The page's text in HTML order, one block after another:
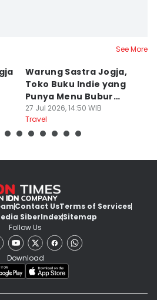
See More
Warung Sastra Jogja,
Toko Buku Indie yang
Punya Menu Bubur
Manado
27 Jul 2026, 14:50 WIB
Travel
Contact UsTerms of Services
SiberIndexSitemap
Follow Us
Download